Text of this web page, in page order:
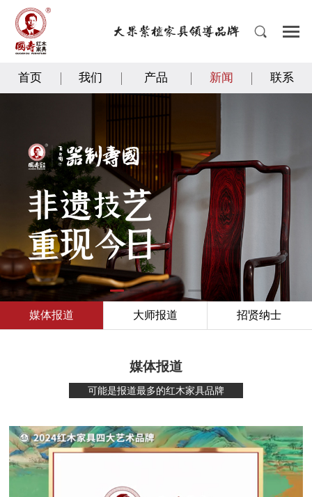
首页 我们 产品 新闻 联系
媒体报道 大师报道 招贤纳士
媒体报道
可能是报道最多的红木家具品牌